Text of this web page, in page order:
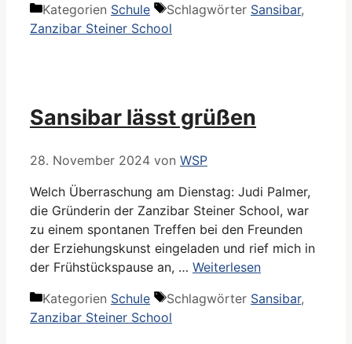
Kategorien Schule Schlagwörter Sansibar,
Zanzibar Steiner School
Sansibar lässt grüßen
28. November 2024 von WSP
Welch Überraschung am Dienstag: Judi Palmer,
die Gründerin der Zanzibar Steiner School, war
zu einem spontanen Treffen bei den Freunden
der Erziehungskunst eingeladen und rief mich in
der Frühstückspause an, … Weiterlesen
Kategorien Schule Schlagwörter Sansibar,
Zanzibar Steiner School